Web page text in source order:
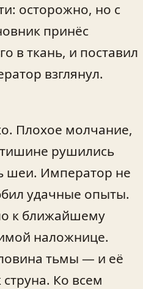
осторожно, но с
принёс
в ткань, и поставил
взглянул.
Плохое молчание,
рушились
шеи. Император не
удачные опыты.
к ближайшему
наложнице.
тьмы — и её
Ко всем